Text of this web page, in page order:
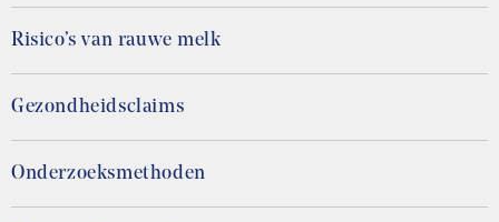
Risico’s van rauwe melk
Gezondheidsclaims
Onderzoeksmethoden